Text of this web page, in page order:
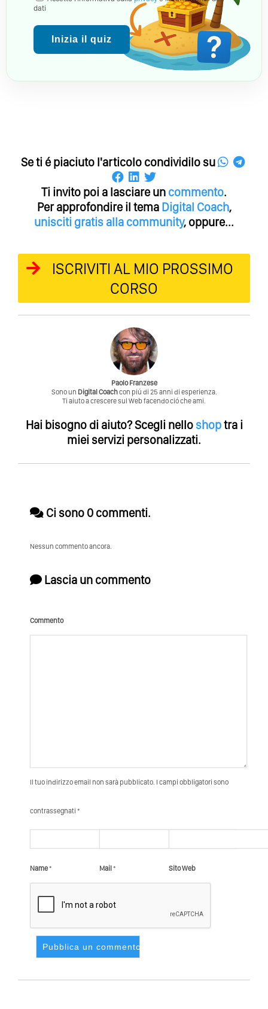
dati
Inizia il quiz
Se ti é piaciuto l'articolo condividilo su
Ti invito poi a lasciare un commento.
Per approfondire il tema Digital Coach,
unisciti gratis alla community, oppure...
ISCRIVITI AL MIO PROSSIMO
CORSO
Paolo Franzese
Sono un Digital Coachcon piú di 25 anni di esperienza.
Ti aiuto a crescere sul Web facendo ció che ami.
Hai bisogno di aiuto?Scegli nello shoptra i
miei servizi personalizzati.
Ci sono 0 commenti.
Nessun commento ancora.
Lascia un commento
Commento
Il tuo indirizzo email non sarà pubblicato. I campi obbligatori sono
contrassegnati *
Name* Mail* Sito Web